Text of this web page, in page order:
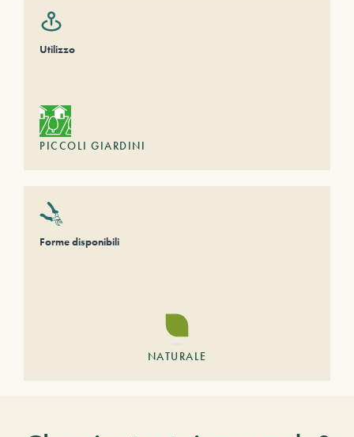
Utilizzo
PICCOLI GIARDINI
Forme disponibili
NATURALE